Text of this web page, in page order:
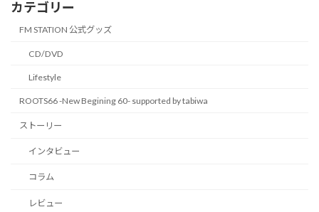
カテゴリー
FM STATION 公式グッズ
CD/DVD
Lifestyle
ROOTS66 -New Begining 60- supported by tabiwa
ストーリー
インタビュー
コラム
レビュー